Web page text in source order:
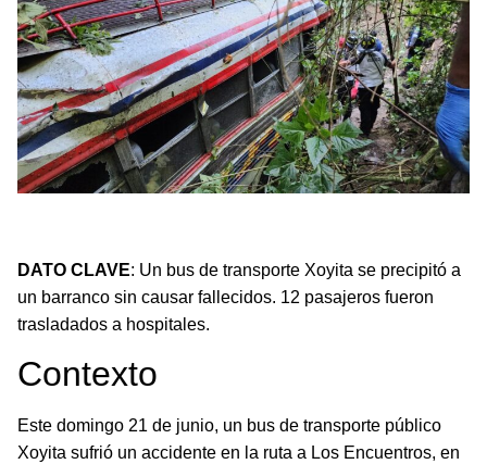
DATO CLAVE: Un bus de transporte Xoyita se precipitó a
un barranco sin causar fallecidos. 12 pasajeros fueron
trasladados a hospitales.
Contexto
Este domingo 21 de junio, un bus de transporte público
Xoyita sufrió un accidente en la ruta a Los Encuentros, en